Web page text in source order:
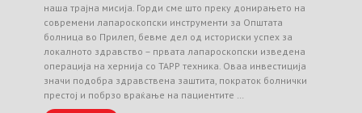
наша трајна мисија. Горди сме што преку донирањето на
современи лапароскопски инструменти за Општата
болница во Прилеп, бевме дел од историски успех за
локалното здравство – првата лапароскопски изведена
операција на хернија со TAPP техника. Оваа инвестиција
значи подобра здравствена заштита, пократок болнички
престој и побрзо враќање на пациентите …